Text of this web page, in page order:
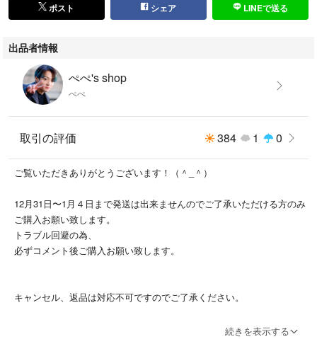
ポスト シェア LINEで送る
出品者情報
ぺぺ's shop
ぺぺ
取引の評価 384 1 0
ご覧いただきありがとうございます！（＾_＾）
12月31日〜1月４日まで発送は出来ませんのでご了承いただける方のみ
ご購入お願い致します。
トラブル回避の為、
必ずコメント後ご購入お願い致します。
キャンセル、返品は対応不可ですのでご了承ください。
※最近コンビニ払いでの未払いのままのキャンセルが多発しています。
続きを表示する